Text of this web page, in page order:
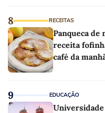
8 RECEITAS
Panqueca de
receita
café da
9 EDUCAÇÃO